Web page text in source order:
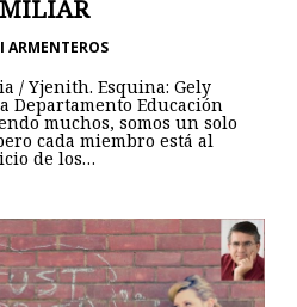
ARMENTEROS
/ Yjenith. Esquina: Gely
Departamento Educación
muchos, somos un solo
cada miembro está al
de los…